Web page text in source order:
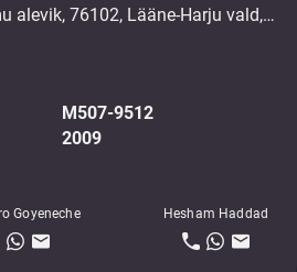
M507-9512
2009
Goyeneche Hesham Haddad
Kooli 10, Rummu alevik, 76102, Lääne-Harju vald, Harjumaa